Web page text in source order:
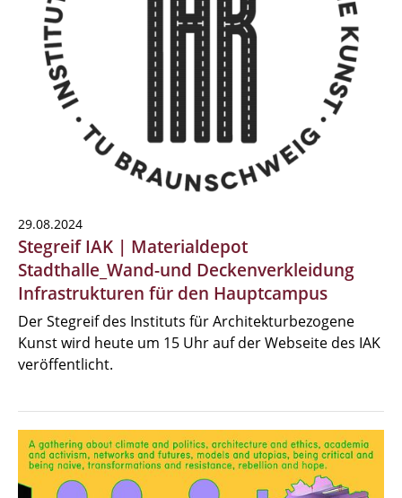
29.08.2024
Stegreif IAK | Materialdepot
Stadthalle_Wand-und Deckenverkleidung
Infrastrukturen für den Hauptcampus
Der Stegreif des Instituts für Architekturbezogene
Kunst wird heute um 15 Uhr auf der Webseite des IAK
veröffentlicht.